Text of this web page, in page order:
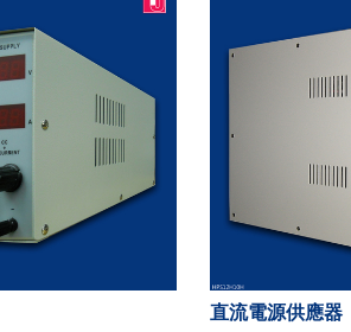
直流電源供應器